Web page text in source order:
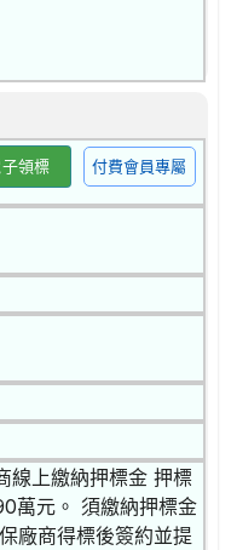
領標 付費會員專屬
線上繳納押標金 押標
萬元。 須繳納押標金
廠商得標後簽約並提